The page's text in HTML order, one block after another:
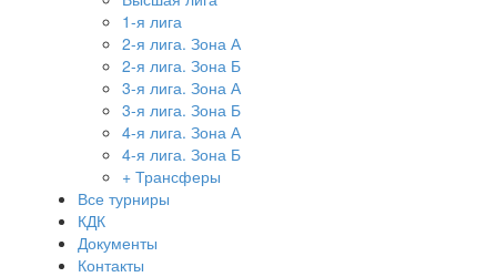
1-я лига
2-я лига. Зона А
2-я лига. Зона Б
3-я лига. Зона А
3-я лига. Зона Б
4-я лига. Зона А
4-я лига. Зона Б
+ Трансферы
Все турниры
КДК
Документы
Контакты